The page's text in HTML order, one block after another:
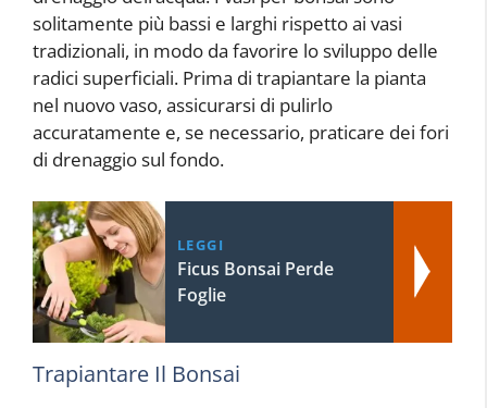
solitamente più bassi e larghi rispetto ai vasi
tradizionali, in modo da favorire lo sviluppo delle
radici superficiali. Prima di trapiantare la pianta
nel nuovo vaso, assicurarsi di pulirlo
accuratamente e, se necessario, praticare dei fori
di drenaggio sul fondo.
LEGGI
Ficus Bonsai Perde
Foglie
Trapiantare Il Bonsai